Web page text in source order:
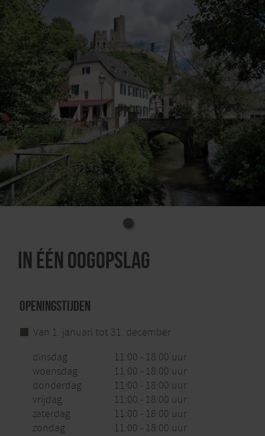
In één oogopslag
Openingstijden
Van 1. januari tot 31. december
dinsdag
11:00 - 18:00 uur
woensdag
11:00 - 18:00 uur
donderdag
11:00 - 18:00 uur
vrijdag
11:00 - 18:00 uur
zaterdag
11:00 - 18:00 uur
zondag
11:00 - 18:00 uur